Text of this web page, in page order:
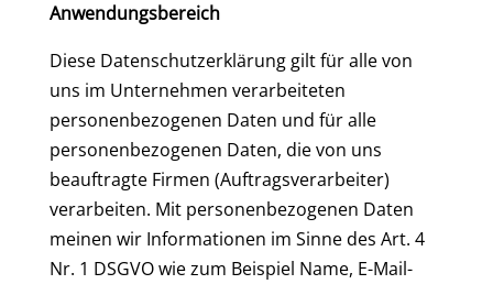
Anwendungsbereich
Diese Datenschutzerklärung gilt für alle von
uns im Unternehmen verarbeiteten
personenbezogenen Daten und für alle
personenbezogenen Daten, die von uns
beauftragte Firmen (Auftragsverarbeiter)
verarbeiten. Mit personenbezogenen Daten
meinen wir Informationen im Sinne des Art. 4
Nr. 1 DSGVO wie zum Beispiel Name, E-Mail-